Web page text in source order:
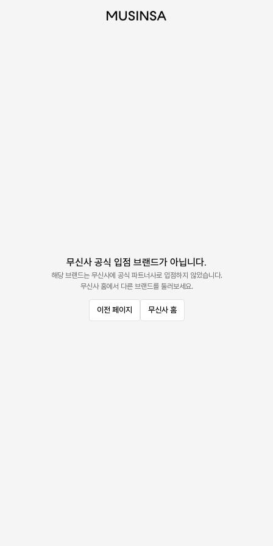
무신사 공식 입점 브랜드가 아닙니다.
해당 브랜드는 무신사에 공식 파트너사로 입점하지 않았습니다.
무신사 홈에서 다른 브랜드를 둘러보세요.
이전 페이지 무신사 홈